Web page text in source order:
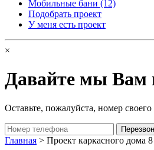
Мобильные бани (12)
Подобрать проект
У меня есть проект
×
Давайте мы Вам
Оставьте, пожалуйста, номер своего
Главная > Проект каркасного дома